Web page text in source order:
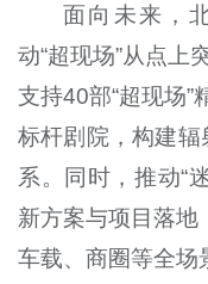
面向未来，
动“超现场”从点上
支持40部“超现场
标杆剧院，构建
系。同时，推动“
新方案与项目落地
车载、商圈等全场